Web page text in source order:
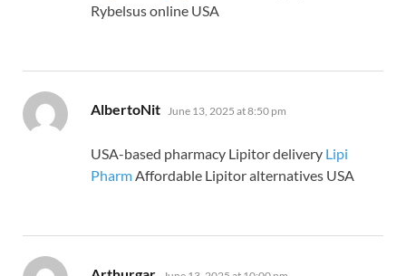
Rybelsus online USA
AlbertoNit says:
June 13, 2025 at 8:50 pm
USA-based pharmacy Lipitor delivery Lipi
PharmAffordable Lipitor alternatives USA
says: